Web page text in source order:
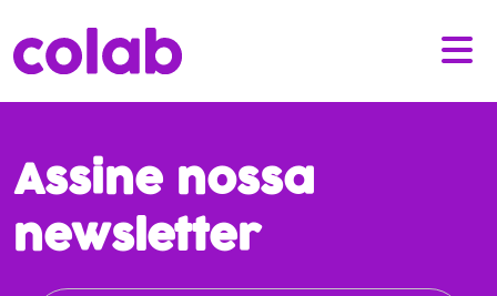
Assine nossa
newsletter